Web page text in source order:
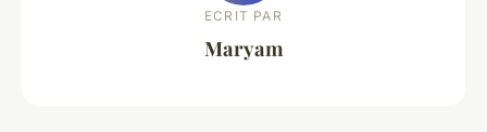
ECRIT PAR
Maryam